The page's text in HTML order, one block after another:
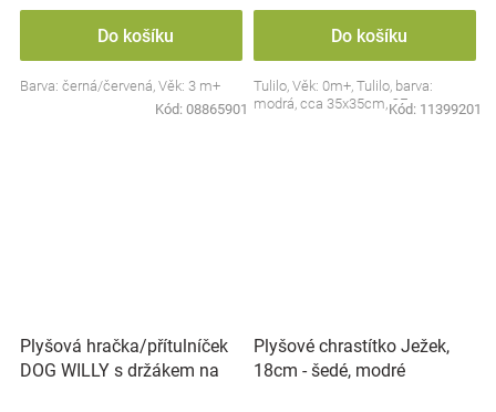
Do košíku
Barva: černá/červená, Věk: 3 m+
Kód: 08865901
Do košíku
Tulilo, Věk: 0m+, Tulilo, barva:
modrá, cca 35x35cm, CE
Kód: 11399201
Plyšová hračka/přítulníček
DOG WILLY s držákem na
Plyšové chrastítko Ježek,
18cm - šedé, modré